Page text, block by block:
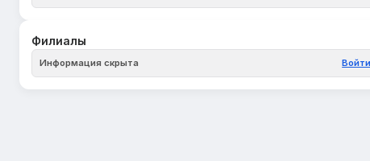
Филиалы
Информация скрыта Войти